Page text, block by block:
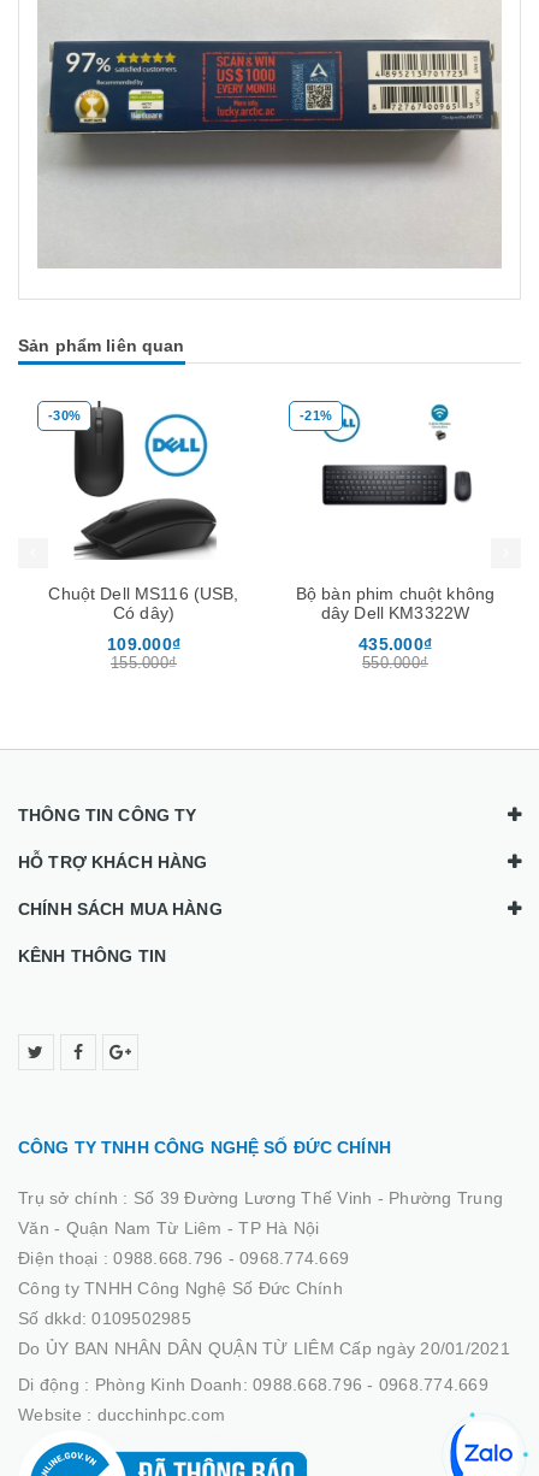
Sản phẩm liên quan
-21%
Bộ bàn phim chuột không
dây Dell KM3322W
435.000₫
550.000₫
-35%
Bộ Phát WiFi ốp trần 3
băng tần Tốc đố AC3000
Homa
650.000₫
995.000₫
Mua hàng
THÔNG TIN CÔNG TY
HỖ TRỢ KHÁCH HÀNG
CHÍNH SÁCH MUA HÀNG
KÊNH THÔNG TIN
CÔNG TY TNHH CÔNG NGHỆ SỐ ĐỨC CHÍNH
Trụ sở chính : Số 39 Đường Lương Thế Vinh - Phường Trung
Văn - Quận Nam Từ Liêm - TP Hà Nội
Điện thoại :0988.668.796 - 0968.774.669
Công ty TNHH Công Nghệ Số Đức Chính
Số dkkd: 0109502985
Do ỦY BAN NHÂN DÂN QUẬN TỪ LIÊM Cấp ngày 20/01/2021
Di động : Phòng Kinh Doanh: 0988.668.796 - 0968.774.669
Website : ducchinhpc.com